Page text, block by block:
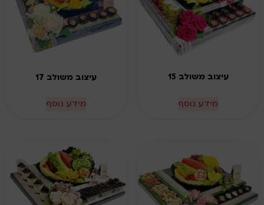
עיצוב משולב 15
מידע נוסף
עיצוב משולב 17
מידע נוסף